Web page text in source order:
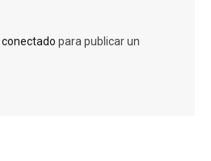
conectado para publicar un